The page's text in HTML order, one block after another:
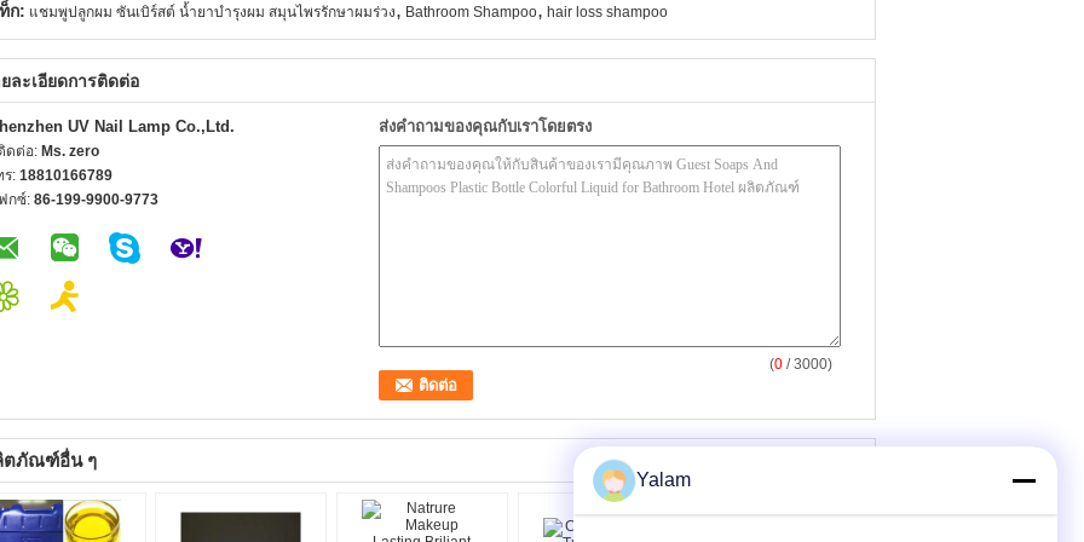
ก: แชมพูปลูกผม ซันเบิร์สต์ น้ำยาบำรุงผม สมุนไพรรักษาผมร่วง, Bathroom Shampoo, hair loss shampoo
ละเอียดการติดต่อ
UV Nail Lamp Co.,Ltd.
ดต่อ: Ms. zero
ร: 18810166789
กซ์: 86-199-9900-9773
ส่งคำถามของคุณกับเราโดยตรง
(0 / 3000)
ตภัณฑ์อื่น ๆ
Yalam